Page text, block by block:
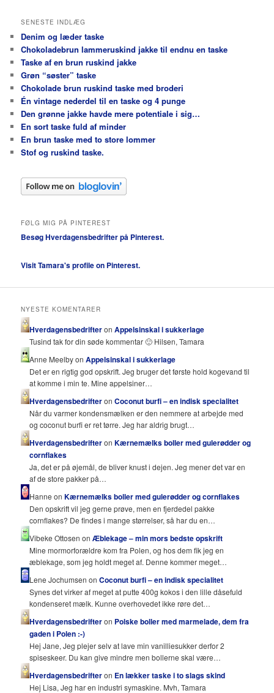
SENESTE INDLÆG
Denim og læder taske
Chokoladebrun lammeruskind jakke til endnu en taske
Taske af en brun ruskind jakke
Grøn “søster” taske
Chokolade brun ruskind taske med broderi
Én vintage nederdel til en taske og 4 punge
Den grønne jakke havde mere potentiale i sig…
En sort taske fuld af minder
En brun taske med to store lommer
Stof og ruskind taske.
FØLG MIG PÅ PINTEREST
Besøg Hverdagensbedrifter på Pinterest.
Visit Tamara's profile on Pinterest.
NYESTE KOMENTARER
HverdagensbedrifteronAppelsinskal i sukkerlage
Tusind tak for din søde kommentar 🙂 Hilsen, Tamara
Anne Meelby onAppelsinskal i sukkerlage
Det er en rigtig god opskrift. Jeg bruger det første hold kogevand til
at komme i min te. Mine appelsiner…
HverdagensbedrifteronCoconut burfi – en indisk specialitet
Når du varmer kondensmælken er den nemmere at arbejde med
og coconut burfi er ret tørre. Jeg har aldrig brugt…
HverdagensbedrifteronKærnemælks boller med gulerødder og
cornflakes
Ja, det er på øjemål, de bliver knust i dejen. Jeg mener det var en
af de store pakker på…
Hanne onKærnemælks boller med gulerødder og cornflakes
Den opskrift vil jeg gerne prøve, men en fjerdedel pakke
cornflakes? De findes i mange størrelser, så har du en…
Vibeke Ottosen onÆblekage – min mors bedste opskrift
Mine mormorforældre kom fra Polen, og hos dem fik jeg en
æblekage, som jeg holdt meget af. Denne kommer meget…
Lene Jochumsen onCoconut burfi – en indisk specialitet
Synes det virker af meget at putte 400g kokos i den lille dåsefuld
kondenseret mælk. Kunne overhovedet ikke røre det…
Hverdagensbedrifteron Polske boller med marmelade, dem fra
gaden i Polen :-)
Hej Jane, Jeg plejer selv at lave min vanilliesukker derfor 2
spiseskeer. Du kan give mindre men bollerne skal være…
Hverdagensbedrifteron En lækker taske i to slags skind
Hej Lisa, Jeg har en industri symaskine. Mvh, Tamara